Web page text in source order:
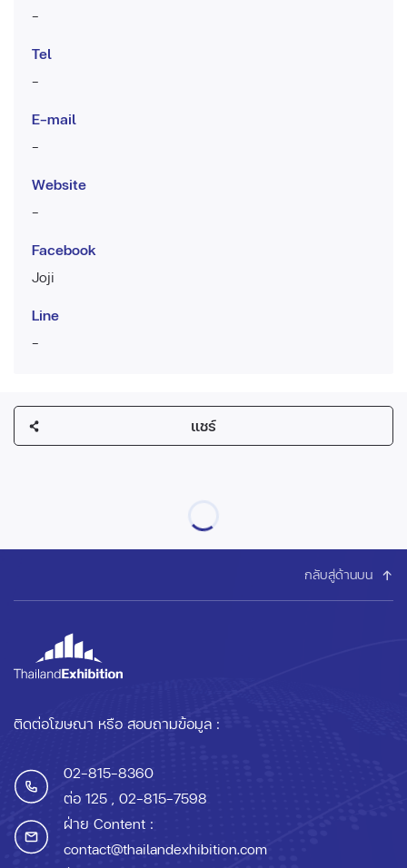
-
Tel
-
E-mail
-
Website
-
Facebook
Joji
Line
-
แชร์
กลับสู่ด้านบน
ติดต่อโฆษณา หรือ สอบถามข้อมูล :
02-815-8360
ต่อ 125 , 02-815-7598
ฝ่าย Content :
contact@thailandexhibition.com